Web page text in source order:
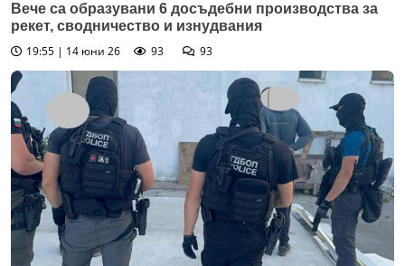
Вече са образувани 6 досъдебни производства за
рекет, сводничество и изнудвания
19:55 | 14 юни 26
93 93